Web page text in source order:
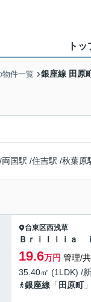
トッ
物件一覧 銀座線 田原
/両国駅 /住吉駅 /秋葉原
台東区西浅草
Ｂｒｉｌｌｉａ
19.6万円 管理/
35.40㎡ (1LDK) /
銀座線 「 田原町